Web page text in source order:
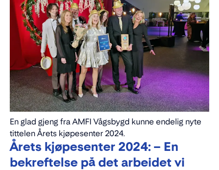
En glad gjeng fra AMFI Vågsbygd kunne endelig nyte
tittelen Årets kjøpesenter 2024.
Årets kjøpesenter 2024: – En
bekreftelse på det arbeidet vi